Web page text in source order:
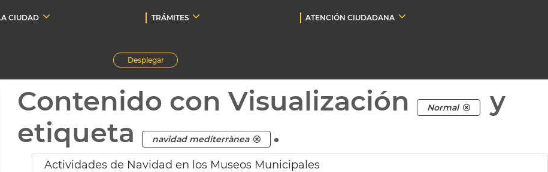
CIUDAD TRÁMITES
ATENCIÓN CIUDADANA
Desplegar
Contenido con Visualización Normal
y
etiqueta
navidad mediterrànea .
Actividades de Navidad en los Museos Municipales